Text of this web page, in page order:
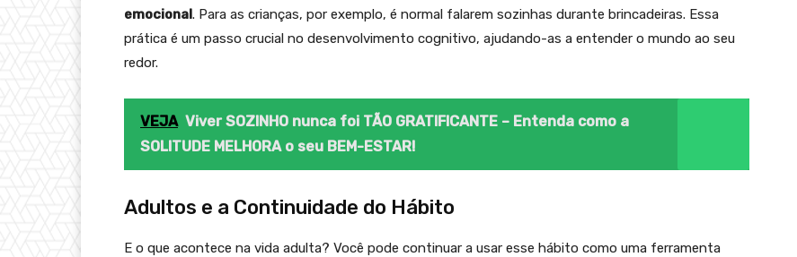
emocional. Para as crianças, por exemplo, é normal falarem sozinhas durante brincadeiras. Essa
prática é um passo crucial no desenvolvimento cognitivo, ajudando-as a entender o mundo ao seu
redor.
VEJA Viver SOZINHO nunca foi TÃO GRATIFICANTE – Entenda como a
SOLITUDE MELHORA o seu BEM-ESTAR!
Adultos e a Continuidade do Hábito
E o que acontece na vida adulta? Você pode continuar a usar esse hábito como uma ferramenta